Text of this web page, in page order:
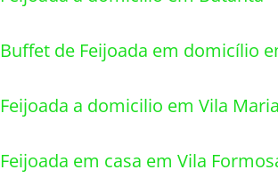
Buffet de Feijoada em domicílio
Feijoada a domicilio em Vila
Feijoada em casa em Vila